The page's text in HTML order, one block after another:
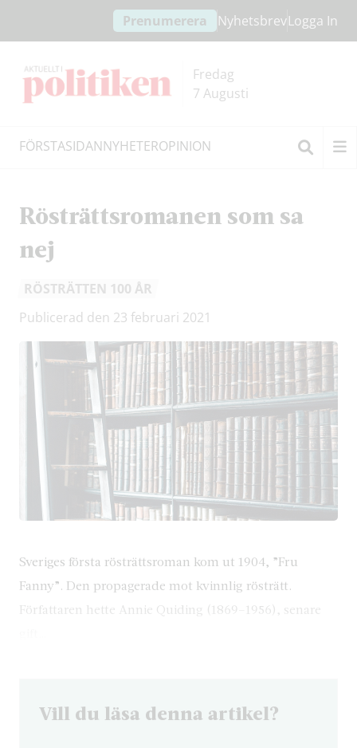
innehållet
headern
Prenumerera NyhetsbrevLogga In
Fredag
7 Augusti
FÖRSTASIDANNYHETEROPINION
Rösträttsromanen som sa
nej
RÖSTRÄTTEN 100 ÅR
Publicerad den 23 februari 2021
Sveriges första rösträttsroman kom ut 1904, ”Fru
Fanny”. Den propagerade mot kvinnlig rösträtt.
Författaren hette Annie Quiding (1869–1956), senare
Vill du läsa denna artikel?